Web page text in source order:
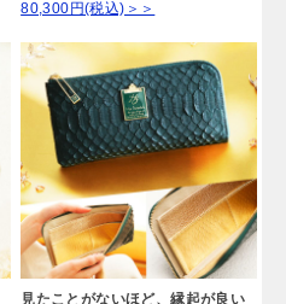
80,300円(税込)＞＞
見たことがないほど、縁起が良い